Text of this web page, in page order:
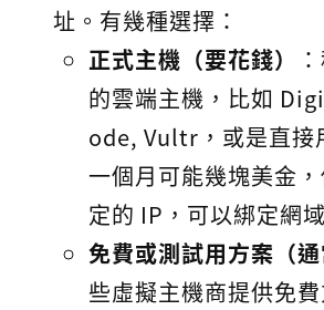
址。有幾種選擇：
正式主機（要花錢）
的雲端主機，比如
ode, Vultr，或是直接
一個月可能幾塊美金
定的 IP，可以綁定網
免費或測試用方案（通
些虛擬主機商提供免